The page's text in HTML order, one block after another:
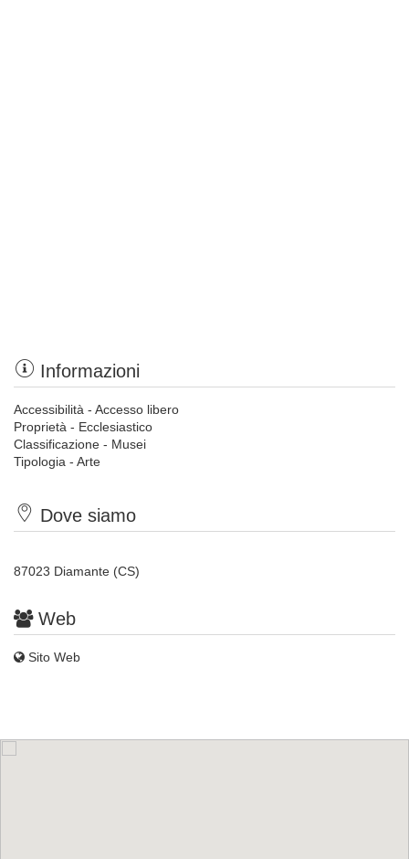
Informazioni
Accessibilità - Accesso libero
Proprietà - Ecclesiastico
Classificazione - Musei
Tipologia - Arte
Dove siamo
87023 Diamante (CS)
Web
Sito Web